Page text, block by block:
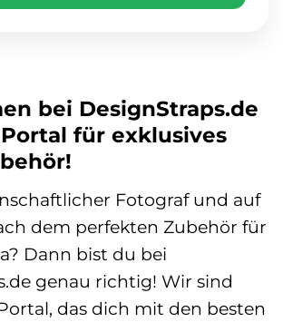
bei DesignStraps.de
für exklusives
Fotograf und auf
dem perfekten Zubehör für
Dann bist du bei
genau richtig! Wir sind
das dich mit den besten